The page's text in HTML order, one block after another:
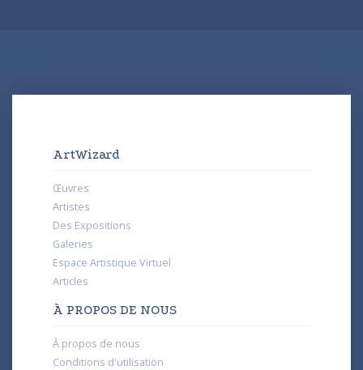
ArtWizard
Œuvres
Artistes
Des Expositions
Galeries
Espace Artistique Virtuel
Articles
À PROPOS DE NOUS
À propos de nous
Conditions d'utilisation